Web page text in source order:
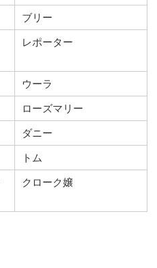
ブリー
レポーター
ウーラ
ローズマリー
ダニー
トム
クローク嬢